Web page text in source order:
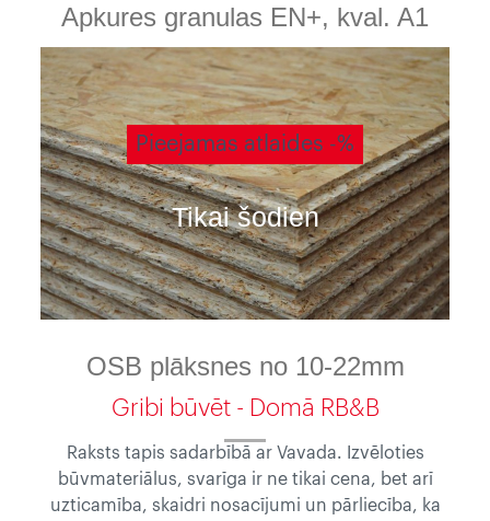
Apkures granulas EN+, kval. A1
Pieejamas atlaides -%
Tikai šodien
OSB plāksnes no 10-22mm
Gribi būvēt - Domā RB&B
Raksts tapis sadarbībā ar Vavada. Izvēloties
būvmateriālus, svarīga ir ne tikai cena, bet arī
uzticamība, skaidri nosacījumi un pārliecība, ka